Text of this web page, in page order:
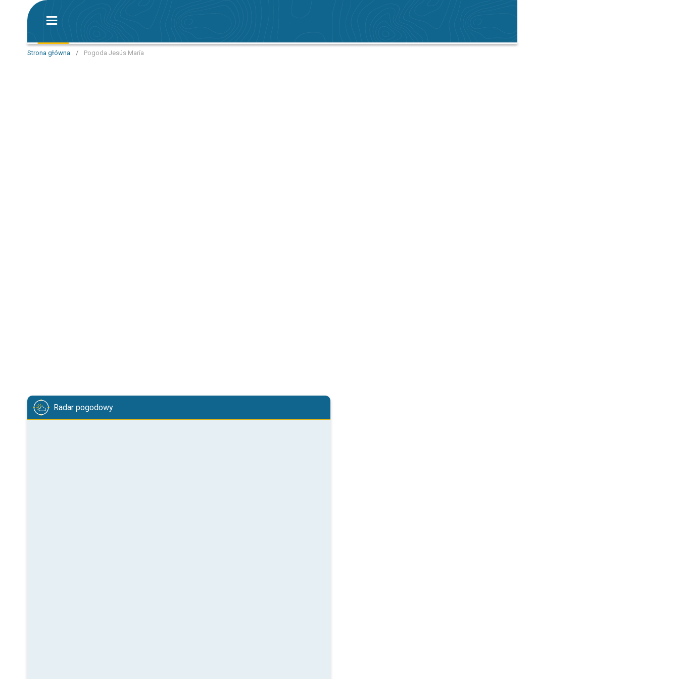
Strona główna / Pogoda Jesús María
Radar pogodowy